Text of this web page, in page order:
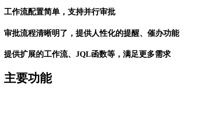
工作流配置简单，支持并行审批
审批流程清晰明了，提供人性化的提醒、催办功能
提供扩展的工作流、JQL函数等，满足更多需求
主要功能